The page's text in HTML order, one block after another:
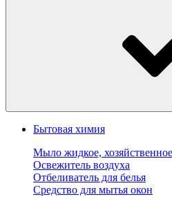
Бытовая химия
Мыло жидкое,
Освежитель воздуха
Отбеливатель для белья
Средство для мытья окон